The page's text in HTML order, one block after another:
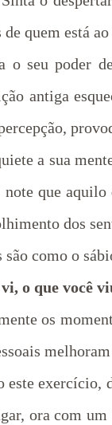
quem está
o seu poder
antiga
a sua
que
dos
são como o
o que você
os
este exercício,
ora com